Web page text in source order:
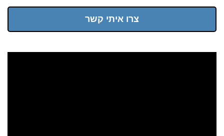
צרו איתי קשר